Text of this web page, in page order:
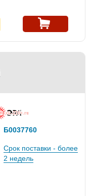
Б0037760
Срок поставки - более
2 недель